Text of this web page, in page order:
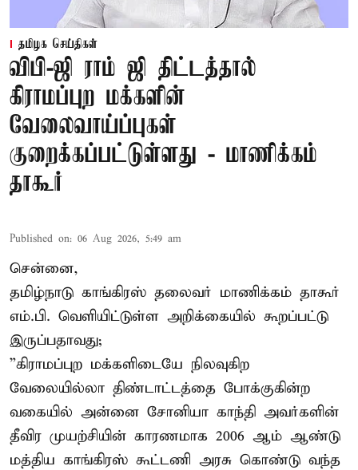
தமிழக செய்திகள்
விபி-ஜி ராம் ஜி திட்டத்தால்
கிராமப்புற மக்களின்
வேலைவாய்ப்புகள்
குறைக்கப்பட்டுள்ளது - மாணிக்கம்
தாகூர்
Published on: 06 Aug 2026, 5:49 am
சென்னை,
தமிழ்நாடு காங்கிரஸ் தலைவர் மாணிக்கம் தாகூர்
எம்.பி. வெளியிட்டுள்ள அறிக்கையில் கூறப்பட்டு
இருப்பதாவது;
”கிராமப்புற மக்களிடையே நிலவுகிற
வேலையில்லா திண்டாட்டத்தை போக்குகின்ற
வகையில் அன்னை சோனியா காந்தி அவர்களின்
தீவிர முயற்சியின் காரணமாக 2006 ஆம் ஆண்டு
மத்திய காங்கிரஸ் கூட்டணி அரசு கொண்டு வந்த